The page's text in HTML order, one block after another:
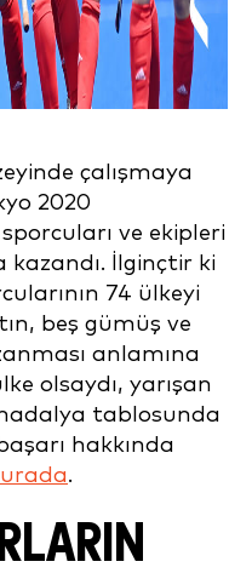
çalışmaya
2020
ve ekipleri
İlginçtir ki
74 ülkeyi
beş gümüş ve
anlamına
olsaydı, yarışan
tablosunda
hakkında
.